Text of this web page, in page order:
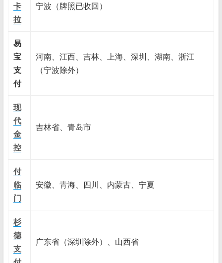
卡
拉
宁波（牌照已收回）
易
宝
支
付
河南、江西、吉林、上海、深圳、湖南、浙江
（宁波除外）
现
代
金
控
吉林省、青岛市
付
临
门
安徽、青海、四川、内蒙古、宁夏
杉
德
支
广东省（深圳除外）、山西省